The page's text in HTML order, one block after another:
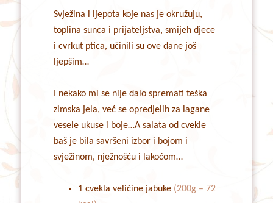
Svježina i ljepota koje nas je okružuju,
toplina sunca i prijateljstva, smijeh djece
i cvrkut ptica, učinili su ove dane još
ljepšim…
I nekako mi se nije dalo spremati teška
zimska jela, već se opredjelih za lagane
vesele ukuse i boje…A salata od cvekle
baš je bila savršeni izbor i bojom i
svježinom, nježnošću i lakoćom…
1 cvekla veličine jabuke(200g – 72